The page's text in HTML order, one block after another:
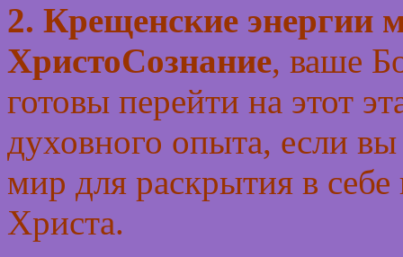
2. Крещенские энергии
ХристоСознание, ваше
готовы перейти на этот
духовного опыта, если
мир для раскрытия в
Христа.